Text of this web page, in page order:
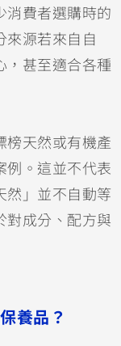
消費者選購時的
來源若來自自
，甚至適合各種
榜天然或有機產
例。這並不代表
然」並不自動等
對成分、配方與
養品？